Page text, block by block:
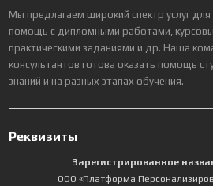
Мы предлагаем широкий спектр услуг для
помощь с дипломными работами,
практическими заданиями и др. Наша
консультантов готова оказать помощь
знаний и на разных этапах обучения.
Реквизиты
Зарегистрированное
ООО «Платформа